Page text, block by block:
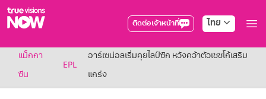
ติดต่อเจ้าหน้าที่ ไทย
True AF2026
แพ็กเกจ
NOW SPORTS
แม็กกา
ซีน
EPL
อาร์เซน่อลเริ่มคุยไลป์ซิก หวังคว้าตัวเชชโก้เสริม
แกร่ง